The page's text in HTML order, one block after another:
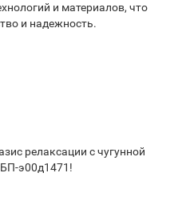
и материалов, что
и надежность.
релаксации с чугунной
э00д1471!